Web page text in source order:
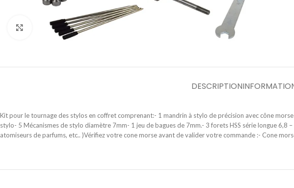
Cliquez pour agrandir
DESCRIPTION
Kit pour le tournage des stylos en coffret comprenant:- 1 mandrin à stylo de précision avec cône
stylo- 5 Mécanismes de stylo diamètre 7mm- 1 jeu de bagues de 7mm.- 3 forets HSS série longue 6,8
atomiseurs de parfums, etc.. )Vérifiez votre cone morse avant de valider votre commande :- Cone